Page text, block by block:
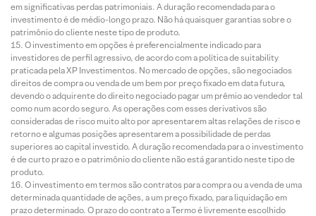
em significativas perdas patrimoniais. A duração recomendada para o
investimento é de médio-longo prazo. Não há quaisquer garantias sobre o
patrimônio do cliente neste tipo de produto.
O investimento em opções é preferencialmente indicado para
investidores de perfil agressivo, de acordo com a política de suitability
praticada pela XP Investimentos. No mercado de opções, são negociados
direitos de compra ou venda de um bem por preço fixado em data futura,
devendo o adquirente do direito negociado pagar um prêmio ao vendedor tal
como num acordo seguro. As operações com esses derivativos são
consideradas de risco muito alto por apresentarem altas relações de risco e
retorno e algumas posições apresentarem a possibilidade de perdas
superiores ao capital investido. A duração recomendada para o investimento
é de curto prazo e o patrimônio do cliente não está garantido neste tipo de
produto.
O investimento em termos são contratos para compra ou a venda de uma
determinada quantidade de ações, a um preço fixado, para liquidação em
prazo determinado. O prazo do contrato a Termo é livremente escolhido